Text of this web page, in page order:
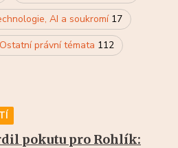
AI a soukromí 17
Ostatní právní témata 112
pokutu pro Rohlík: